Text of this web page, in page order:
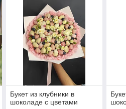
Букет из клубники в
шоколаде с цветами